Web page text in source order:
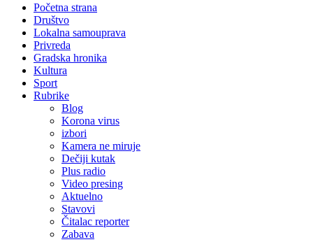
Početna strana
Društvo
Lokalna samouprava
Privreda
Gradska hronika
Kultura
Sport
Rubrike
Blog
Korona virus
izbori
Kamera ne miruje
Dečiji kutak
Plus radio
Video presing
Aktuelno
Stavovi
Čitalac reporter
Zabava